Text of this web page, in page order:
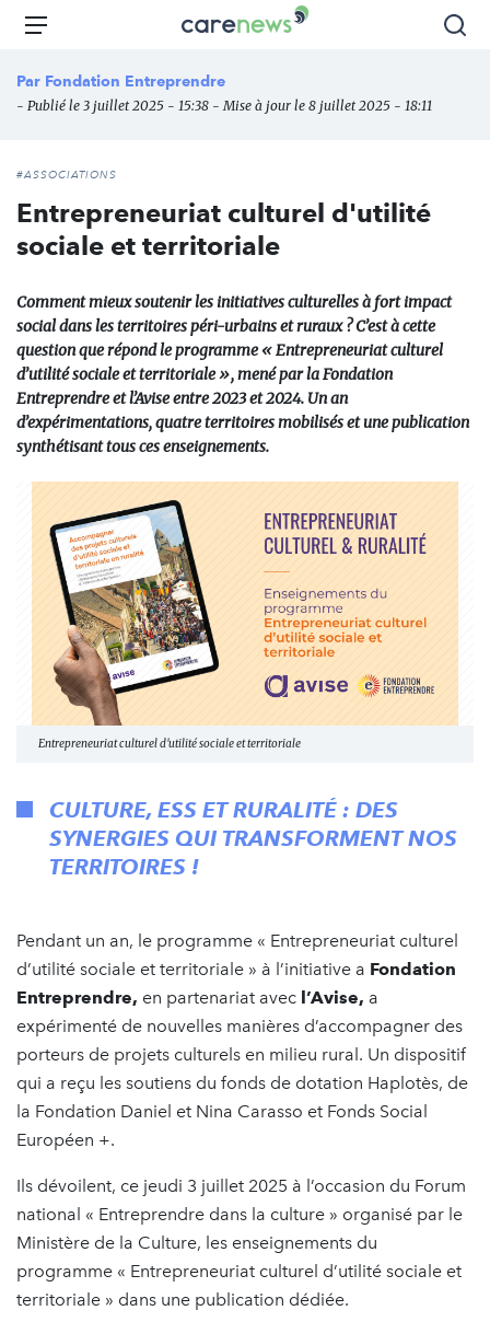
Aller
principal
Carenews,
média
des
Menu
Par Fondation Entreprendre
- Publié le 3 juillet 2025 - 15:38 - Mise à jour le 8 juillet 2025 - 18:11
#ASSOCIATIONS
Entrepreneuriat culturel d'utilité
sociale et territoriale
Comment mieux soutenir les initiatives culturelles à fort impact
social dans les territoires péri-urbains et ruraux ? C’est à cette
question que répond le programme « Entrepreneuriat culturel
d’utilité sociale et territoriale », mené par la Fondation
Entreprendre et l’Avise entre 2023 et 2024. Un an
d’expérimentations, quatre territoires mobilisés et une publication
synthétisant tous ces enseignements.
Entrepreneuriat culturel d'utilité sociale et territoriale
CULTURE, ESS ET RURALITÉ : DES
SYNERGIES QUI TRANSFORMENT NOS
TERRITOIRES !
Pendant un an, le programme « Entrepreneuriat culturel
d’utilité sociale et territoriale » à l’initiative a Fondation
Entreprendre, en partenariat avec l’Avise, a
expérimenté de nouvelles manières d’accompagner des
porteurs de projets culturels en milieu rural. Un dispositif
qui a reçu les soutiens du fonds de dotation Haplotès, de
la Fondation Daniel et Nina Carasso et Fonds Social
Européen +.
Ils dévoilent, ce jeudi 3 juillet 2025 à l’occasion du Forum
national « Entreprendre dans la culture » organisé par le
Ministère de la Culture, les enseignements du
programme « Entrepreneuriat culturel d’utilité sociale et
territoriale » dans une publication dédiée.